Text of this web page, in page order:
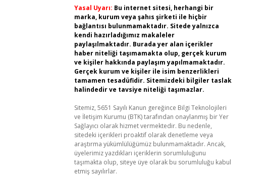
Yasal Uyarı: Bu internet sitesi, herhangi bir
marka, kurum veya şahıs şirketi ile hiçbir
bağlantısı bulunmamaktadır. Sitede yalnızca
kendi hazırladığımız makaleler
paylaşılmaktadır. Burada yer alan içerikler
haber niteliği taşımamakta olup, gerçek kurum
ve kişiler hakkında paylaşım yapılmamaktadır.
Gerçek kurum ve kişiler ile isim benzerlikleri
tamamen tesadüfidir. Sitemizdeki bilgiler taslak
halindedir ve tavsiye niteliği taşımazlar.
Sitemiz, 5651 Sayılı Kanun gereğince Bilgi Teknolojileri
ve İletişim Kurumu (BTK) tarafından onaylanmış bir Yer
Sağlayıcı olarak hizmet vermektedir. Bu nedenle,
sitedeki içerikleri proaktif olarak denetleme veya
araştırma yükümlülüğümüz bulunmamaktadır. Ancak,
üyelerimiz yazdıkları içeriklerin sorumluluğunu
taşımakta olup, siteye üye olarak bu sorumluluğu kabul
etmiş sayılırlar.